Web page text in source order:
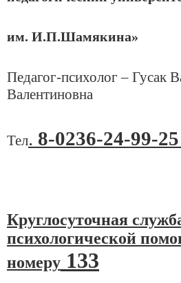
им. И.П.Шамякина»
Педагог-психолог – Гусак
Валентиновна
Тел. 8-0236-24-99-
Круглосуточная
психологической
номеру 133